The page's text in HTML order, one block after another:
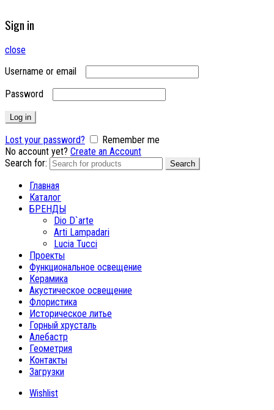
Sign in
close
Username or email
Password
Log in
Lost your password?
Remember me
No account yet? Create an Account
Search for:
Search
Главная
Каталог
БРЕНДЫ
Dio D`arte
Arti Lampadari
Lucia Tucci
Проекты
Функциональное освещение
Керамика
Акустическое освещение
Флористика
Историческое литье
Горный хрусталь
Алебастр
Геометрия
Контакты
Загрузки
Wishlist